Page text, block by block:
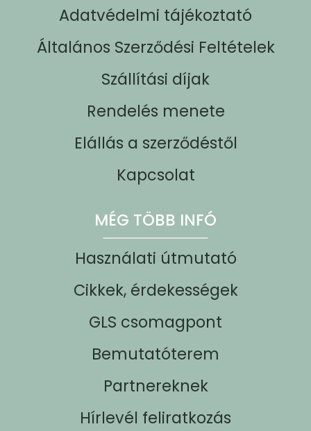
Adatvédelmi tájékoztató
Általános Szerződési Feltételek
Szállítási díjak
Rendelés menete
Elállás a szerződéstől
Kapcsolat
MÉG TÖBB INFÓ
Használati útmutató
Cikkek, érdekességek
GLS csomagpont
Bemutatóterem
Partnereknek
Hírlevél feliratkozás